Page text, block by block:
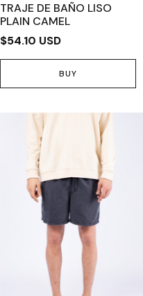
TRAJE DE BAÑO LISO
PLAIN CAMEL
$54.10 USD
BUY